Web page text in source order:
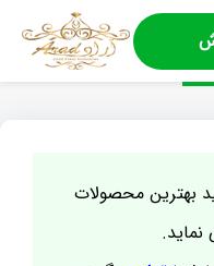
بهترین محصولات